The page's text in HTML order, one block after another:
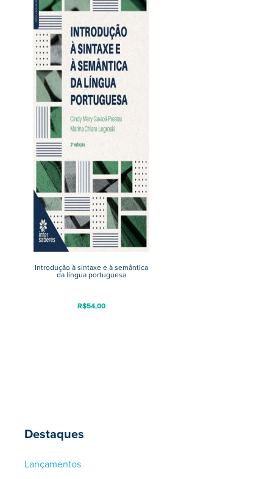
Destaques
Lançamentos
Introdução à sintaxe e à semântica
da língua portuguesa
R$54,00